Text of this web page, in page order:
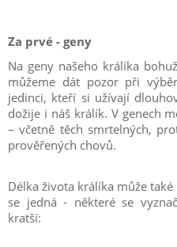
Za prvé - geny
Na geny našeho králíka
můžeme dát pozor při
jedinci, kteří si užívají
dožije i náš králík. V genech
– včetně těch smrtelných,
prověřených chovů.
Délka života králíka může
se jedná - některé se
kratší: